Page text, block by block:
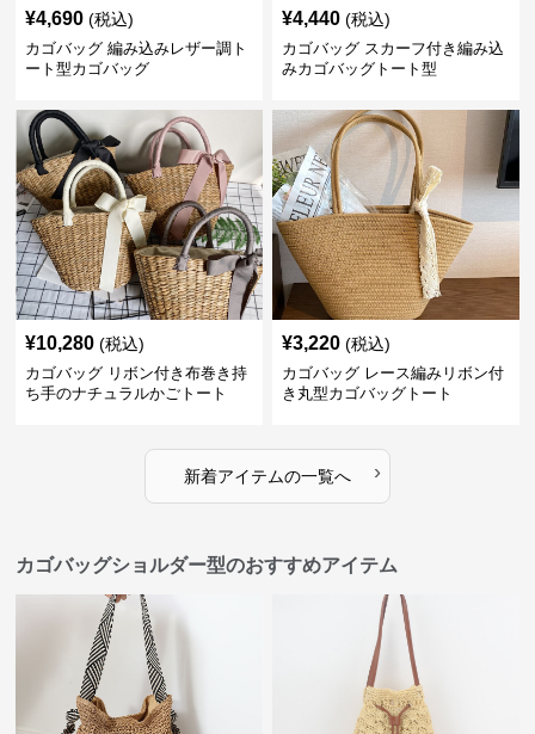
¥4,690 (税込)
カゴバッグ 編み込みレザー調ト
ート型カゴバッグ
¥4,440 (税込)
カゴバッグ スカーフ付き編み込
みカゴバッグトート型
¥10,280 (税込)
カゴバッグ リボン付き布巻き持
ち手のナチュラルかごトート
¥3,220 (税込)
カゴバッグ レース編みリボン付
き丸型カゴバッグトート
新着アイテムの一覧へ ›
カゴバッグショルダー型のおすすめアイテム